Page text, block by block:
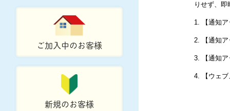
ご加入中のお客様
新規のお客様
りせず、即
1. 【通知
2. 【通知
3. 【通知
4. 【ウェ